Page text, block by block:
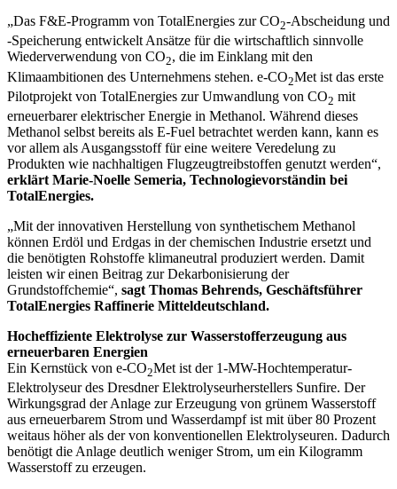
„Das F&E-Programm von TotalEnergies zur CO2-Abscheidung und
-Speicherung entwickelt Ansätze für die wirtschaftlich sinnvolle
Wiederverwendung von CO2, die im Einklang mit den
Klimaambitionen des Unternehmens stehen. e-CO2Met ist das erste
Pilotprojekt von TotalEnergies zur Umwandlung von CO2 mit
erneuerbarer elektrischer Energie in Methanol. Während dieses
Methanol selbst bereits als E-Fuel betrachtet werden kann, kann es
vor allem als Ausgangsstoff für eine weitere Veredelung zu
Produkten wie nachhaltigen Flugzeugtreibstoffen genutzt werden“,
erklärt Marie-Noelle Semeria, Technologievorständin bei
TotalEnergies.
„Mit der innovativen Herstellung von synthetischem Methanol
können Erdöl und Erdgas in der chemischen Industrie ersetzt und
die benötigten Rohstoffe klimaneutral produziert werden. Damit
leisten wir einen Beitrag zur Dekarbonisierung der
Grundstoffchemie“, sagt Thomas Behrends, Geschäftsführer
TotalEnergies Raffinerie Mitteldeutschland.
Hocheffiziente Elektrolyse zur Wasserstofferzeugung aus
erneuerbaren Energien
Ein Kernstück von e-CO2Met ist der 1-MW-Hochtemperatur-
Elektrolyseur des Dresdner Elektrolyseurherstellers Sunfire. Der
Wirkungsgrad der Anlage zur Erzeugung von grünem Wasserstoff
aus erneuerbarem Strom und Wasserdampf ist mit über 80 Prozent
weitaus höher als der von konventionellen Elektrolyseuren. Dadurch
benötigt die Anlage deutlich weniger Strom, um ein Kilogramm
Wasserstoff zu erzeugen.